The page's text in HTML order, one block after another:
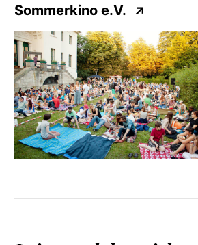
Sommerkino e.V.
↗